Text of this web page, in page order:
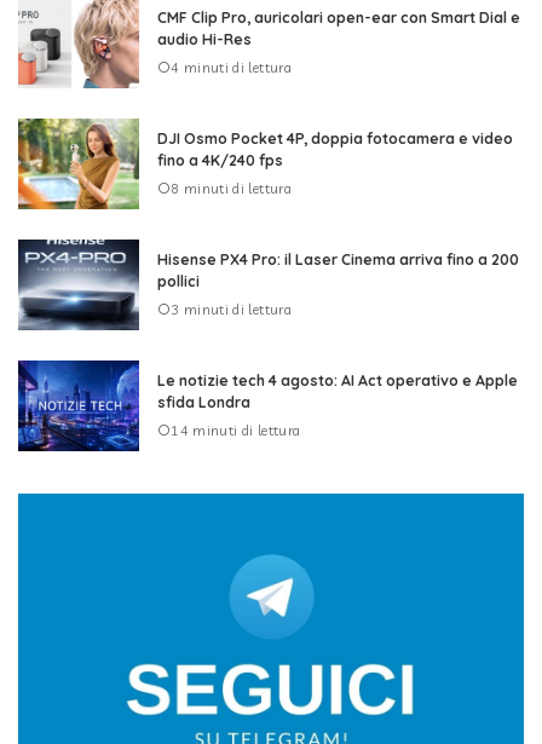
CMF Clip Pro, auricolari open-ear con Smart Dial e
audio Hi-Res
4 minuti di lettura
DJI Osmo Pocket 4P, doppia fotocamera e video
fino a 4K/240 fps
8 minuti di lettura
Hisense PX4 Pro: il Laser Cinema arriva fino a 200
pollici
3 minuti di lettura
Le notizie tech 4 agosto: AI Act operativo e Apple
sfida Londra
14 minuti di lettura